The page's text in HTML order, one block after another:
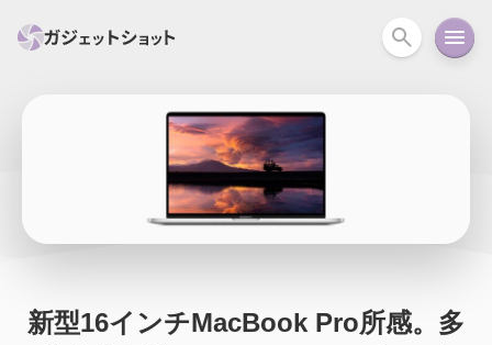
スマホ PC関連
セール情報
ガイド ニュース オーディオ 周辺機器
新型16インチMacBook Pro所感。多